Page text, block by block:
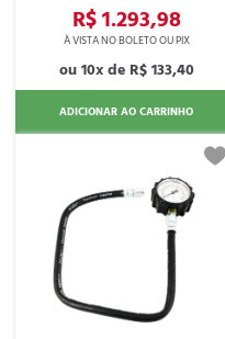
R$ 1.293,98
10x de R$ 133,40
ADICIONAR AO CARRINHO